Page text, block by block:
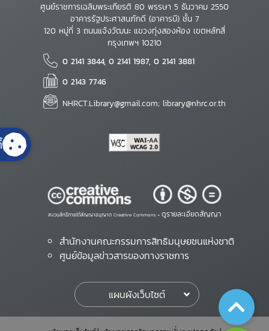
ศูนย์ราชการเฉลิมพระเกียรติ 80 พรรษา 5 ธันวาคม 2550
อาคารรัฐประศาสนภักดี (อาคารบี) ชั้น 7
120 หมู่ที่ 3 ถนนแจ้งวัฒนะ แขวงทุ่งสองห้อง เขตหลักสี่
กรุงเทพฯ 10210
0 2141 3844, 0 2141 1987, 0 2141 3881
0 2143 7746
NHRCT.Library@gmail.com; library@nhrc.or.th
สงวนสิทธิ์ภายใต้สัญญาอนุญาต Creative Commons • ดูรายละเอียดสัญญา
สำนักงานคณะกรรมการสิทธิมนุษยชนแห่งชาติ
ศูนย์ข้อมูลข่าวสารของทางราชการ
แผนผังเว็บไซต์